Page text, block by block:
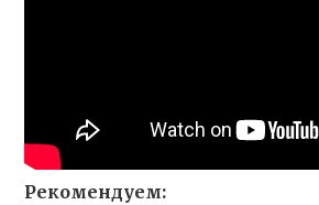
Рекомендуем: